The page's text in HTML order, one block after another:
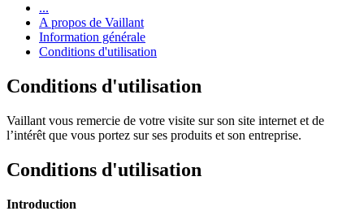
...
A propos de Vaillant
Information générale
Conditions d'utilisation
Conditions d'utilisation
Vaillant vous remercie de votre visite sur son site internet et de
l’intérêt que vous portez sur ses produits et son entreprise.
Conditions d'utilisation
Introduction